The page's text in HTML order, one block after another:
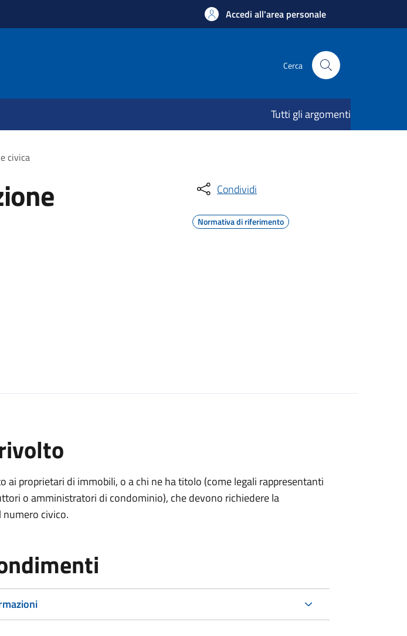
Accedi all'area personale
Cerca
Tutti gli argomenti
civica
Condividi
Normativa di riferimento
ai proprietari di immobili, o a chi ne ha titolo (come legali rappresentanti
o amministratori di condominio), che devono richiedere la
numero civico.